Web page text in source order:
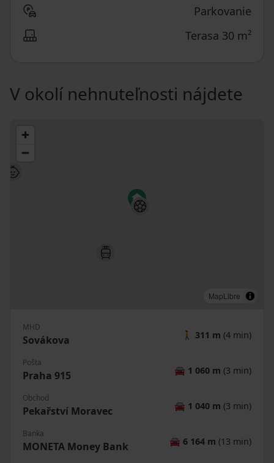
Parkovanie
Terasa 30 m²
V okolí nehnuteľnosti nájdete
MapLibre
MHD
Sovákova 🚶 311 m (4 min)
Pošta
Praha 915 🚘 1 060 m (3 min)
Obchod
Pekařství Moravec 🚘 1 040 m (3 min)
Banka
MONETA Money Bank 🚘 6 164 m (13 min)